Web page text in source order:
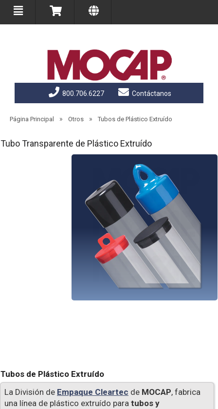
800.706.6227 Contáctanos
Página Principal » Otros » Tubos de Plástico Extruído
Tubo Transparente de Plástico Extruído
Tubos de Plástico Extruído
La División de Empaque Cleartec de MOCAP, fabrica
una línea de plástico extruído para tubos y